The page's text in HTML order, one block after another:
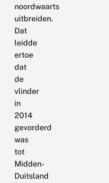
noordwaarts
uitbreiden.
Dat
leidde
ertoe
dat
de
vlinder
in
2014
gevorderd
was
tot
Midden-
Duitsland